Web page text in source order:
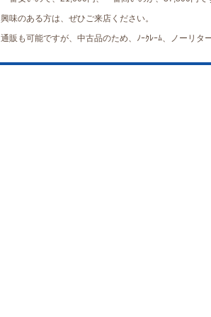
興味のある方は、ぜひご来店ください。
通販も可能ですが、中古品のため、ﾉｰｸﾚｰﾑ、ノーリタ